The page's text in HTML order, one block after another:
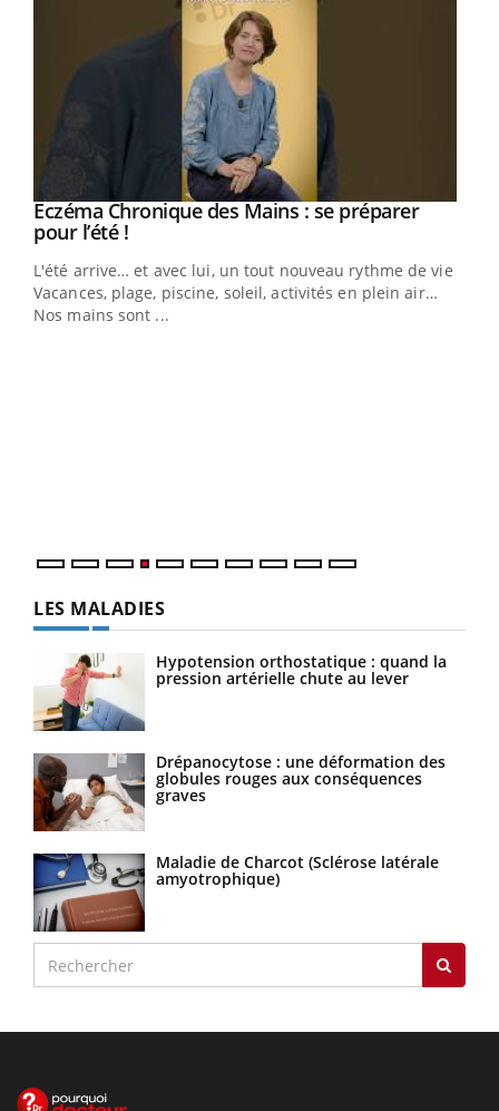
Youtube
Eczéma Chronique des Mains : se préparer
pour l’été !Youtube
L'été arrive… et avec lui, un tout nouveau rythme de vie !
Vacances, plage, piscine, soleil, activités en plein air…
Nos mains sont ...
LES MALADIES
Hypotension orthostatique : quand la
pression artérielle chute au lever
Drépanocytose : une déformation des
globules rouges aux conséquences
graves
Maladie de Charcot (Sclérose latérale
amyotrophique)